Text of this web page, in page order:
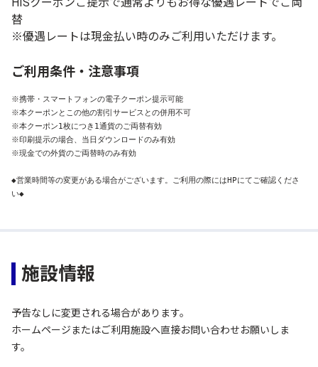
替
※優遇レートは現金払い時のみご利用いただけます。
ご利用条件・注意事項
※携帯・スマートフォンの電子クーポン提示可能
※本クーポンとこの他の割引サービスとの併用不可
※本クーポン1枚につき1通貨のご両替有効
※印刷提示の場合、当日ダウンロードのみ有効
※現金での外貨のご両替時のみ有効
◆営業時間等の変更がある場合がございます。ご利用の際にはHPにてご確認くださ
い◆
施設情報
予告なしに変更される場合があります。
ホームページまたはご利用施設へ直接お問い合わせお願いしま
す。